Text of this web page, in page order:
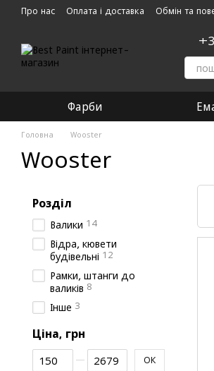
Перейти до основного контенту
Про нас Оплата і доставка Обмін та
Фарби
Головна Wooster
Wooster
Розділ
Валики 14
Відра, кювети
будівельні 12
Рамки, штанги до
валиків 8
Інше 3
Ціна, грн
ОК